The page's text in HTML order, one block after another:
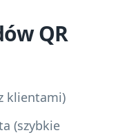
QR
klientami)
(szybkie